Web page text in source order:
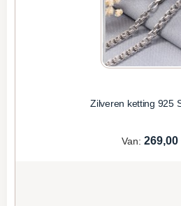
Zilveren ketting 925
Van: 269,00